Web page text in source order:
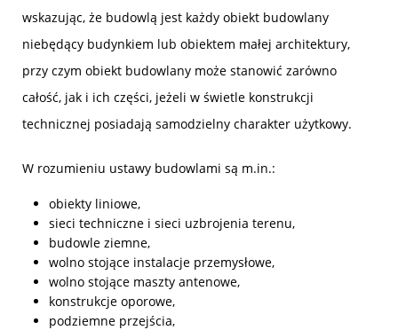
wskazując, że budowlą jest każdy obiekt budowlany
niebędący budynkiem lub obiektem małej architektury,
przy czym obiekt budowlany może stanowić zarówno
całość, jak i ich części, jeżeli w świetle konstrukcji
technicznej posiadają samodzielny charakter użytkowy.
W rozumieniu ustawy budowlami są m.in.:
obiekty liniowe,
sieci techniczne i sieci uzbrojenia terenu,
budowle ziemne,
wolno stojące instalacje przemysłowe,
wolno stojące maszty antenowe,
konstrukcje oporowe,
podziemne przejścia,